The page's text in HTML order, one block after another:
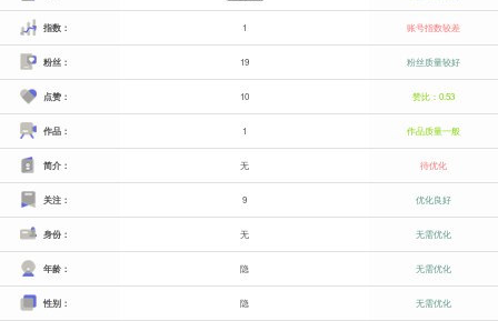
指数： 1 账号指数较差
粉丝： 19 粉丝质量较好
点赞： 10 赞比：0.53
作品： 1 作品质量一般
简介： 无 待优化
关注： 9 优化良好
身份： 无 无需优化
年龄： 隐 无需优化
性别： 隐 无需优化